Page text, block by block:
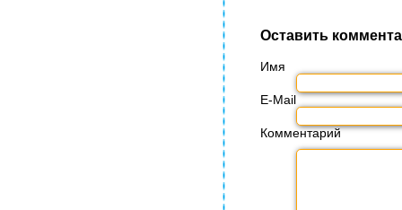
Оставить
Имя
E-Mail
Комментарий